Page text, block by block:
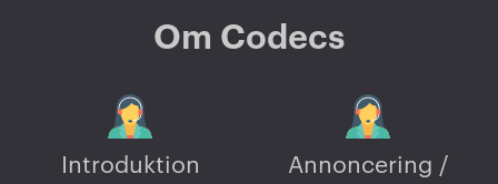
Om Codecs
Introduktion
Annoncering /